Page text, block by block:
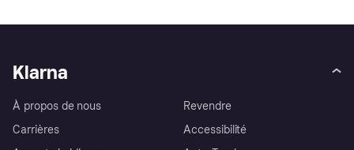
Klarna
À propos de nous
Carrières
Revendre
Accessibilité